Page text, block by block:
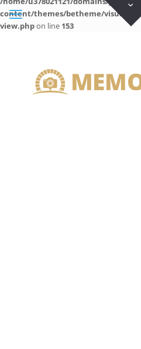
content/themes/betheme/visual-
view.phpon line 153